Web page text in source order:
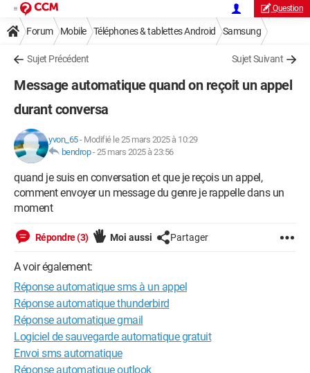
Question
Forum Mobile Téléphones & tablettes Android Samsung
Sujet Précédent Sujet Suivant
Message automatique quand on reçoit un appel
durant conversa
yvon_65- Modifié le 25 mars 2025 à 10:29
bendrop-25 mars 2025 à 23:56
quand je suis en conversation et que je reçois un appel,
comment envoyer un message du genre je rappelle dans un
moment
Répondre (3) Moi aussi Partager
A voir également:
Réponse automatique sms à un appel
Réponse automatique thunderbird
Réponse automatique gmail
Logiciel de sauvegarde automatique gratuit
Envoi sms automatique
Réponse automatique outlook